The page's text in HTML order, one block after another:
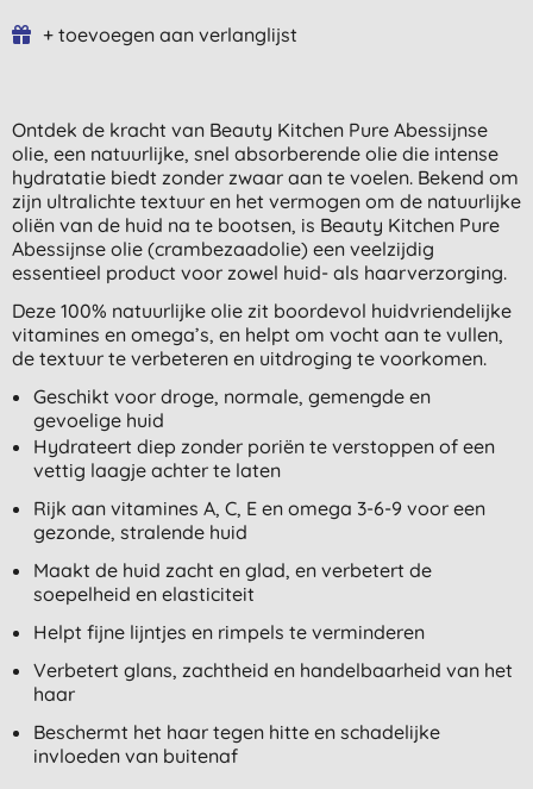
+ toevoegen aan verlanglijst
Ontdek de kracht van Beauty Kitchen Pure Abessijnse
olie, een natuurlijke, snel absorberende olie die intense
hydratatie biedt zonder zwaar aan te voelen. Bekend om
zijn ultralichte textuur en het vermogen om de natuurlijke
oliën van de huid na te bootsen, is Beauty Kitchen Pure
Abessijnse olie (crambezaadolie) een veelzijdig
essentieel product voor zowel huid- als haarverzorging.
Deze 100% natuurlijke olie zit boordevol huidvriendelijke
vitamines en omega’s, en helpt om vocht aan te vullen,
de textuur te verbeteren en uitdroging te voorkomen.
Geschikt voor droge, normale, gemengde en
gevoelige huid
Hydrateert diep zonder poriën te verstoppen of een
vettig laagje achter te laten
Rijk aan vitamines A, C, E en omega 3-6-9 voor een
gezonde, stralende huid
Maakt de huid zacht en glad, en verbetert de
soepelheid en elasticiteit
Helpt fijne lijntjes en rimpels te verminderen
Verbetert glans, zachtheid en handelbaarheid van het
haar
Beschermt het haar tegen hitte en schadelijke
invloeden van buitenaf